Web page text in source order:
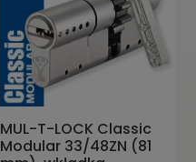
MUL-T-LOCK Classic
Modular 33/48ZN (81